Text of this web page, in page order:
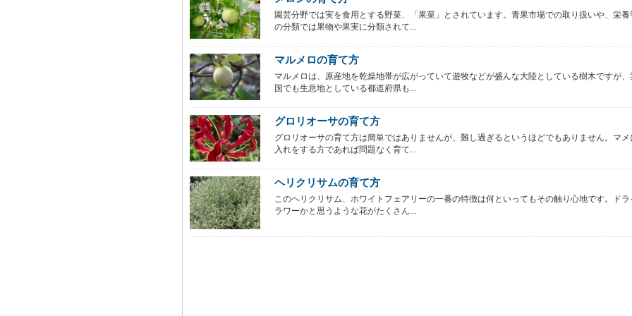
園芸分野では実を食用とする野菜、「果菜」とされています。青果市場での取り扱いや、栄養
の分類では果物や果実に分類されて...
マルメロの育て方
マルメロは、原産地を乾燥地帯が広がっていて遊牧などが盛んな大陸としている樹木ですが、
国でも生息地としている都道府県も...
グロリオーサの育て方
グロリオーサの育て方は簡単ではありませんが、難し過ぎるというほどでもありません。マメ
入れをする方であれば問題なく育て...
ヘリクリサムの育て方
このヘリクリサム、ホワイトフェアリーの一番の特徴は何といってもその触り心地です。ドラ
ラワーかと思うような花がたくさん...